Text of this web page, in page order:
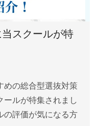
スクールが特
めの総合型選抜対策
ールが特集されまし
の評価が気になる方